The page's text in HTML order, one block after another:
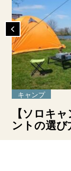
キャンプ
【ソロキ
ントの選